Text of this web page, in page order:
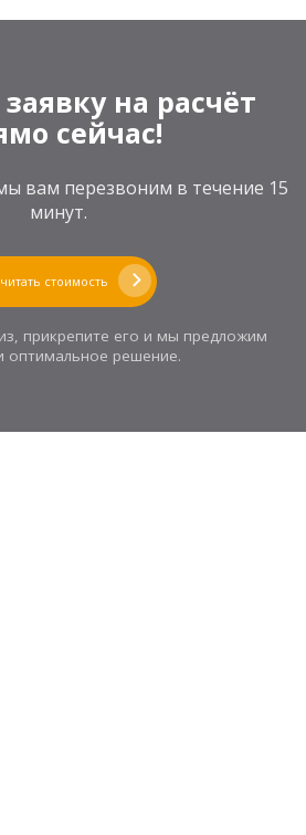
на расчёт
сейчас!
вам перезвоним в течение 15
минут.
стоимость
прикрепите его и мы предложим
оптимальное решение.